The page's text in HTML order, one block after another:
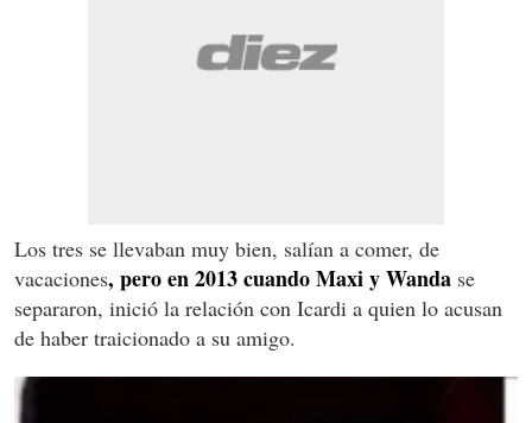
Los tres se llevaban muy bien, salían a comer, de
vacaciones, pero en 2013 cuando Maxi y Wanda se
separaron, inició la relación con Icardi a quien lo acusan
de haber traicionado a su amigo.